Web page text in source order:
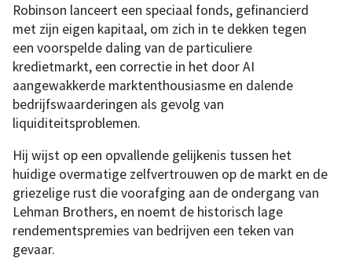
Robinson lanceert een speciaal fonds, gefinancierd
met zijn eigen kapitaal, om zich in te dekken tegen
een voorspelde daling van de particuliere
kredietmarkt, een correctie in het door AI
aangewakkerde marktenthousiasme en dalende
bedrijfswaarderingen als gevolg van
liquiditeitsproblemen.
Hij wijst op een opvallende gelijkenis tussen het
huidige overmatige zelfvertrouwen op de markt en de
griezelige rust die voorafging aan de ondergang van
Lehman Brothers, en noemt de historisch lage
rendementspremies van bedrijven een teken van
gevaar.